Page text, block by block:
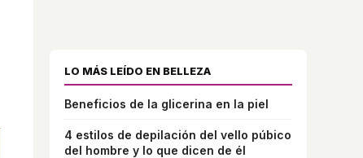
LO MÁS LEÍDO EN BELLEZA
Beneficios de la glicerina en la piel
4 estilos de depilación del vello púbico
del hombre y lo que dicen de él